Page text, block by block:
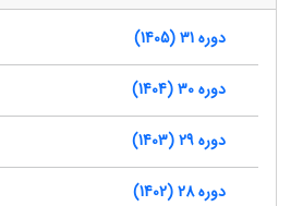
دوره 31 (1405)
دوره 30 (1404)
دوره 29 (1403)
دوره 28 (1402)